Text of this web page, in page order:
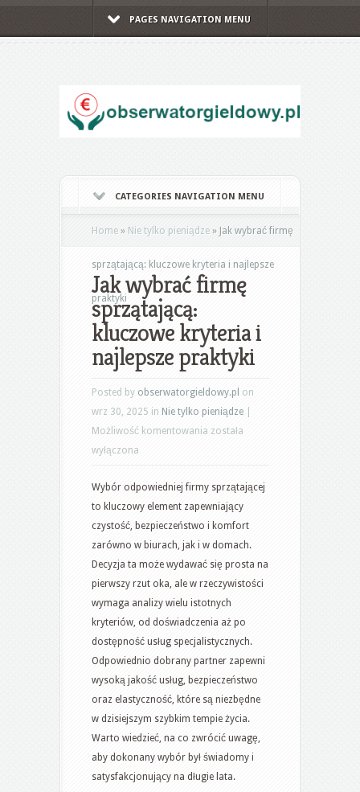
PAGES NAVIGATION MENU
CATEGORIES NAVIGATION MENU
Home » Nie tylko pieniądze » Jak wybrać firmę
sprzątającą: kluczowe kryteria i najlepsze
praktyki
Jak wybrać firmę
sprzątającą:
kluczowe kryteria i
najlepsze praktyki
Posted by obserwatorgieldowy.pl on
wrz 30, 2025 in Nie tylko pieniądze
Możliwość komentowania Jak
sprzątającą:
kluczowe
kryteria
najlepsze
praktyki
została
wyłączona
Wybór odpowiedniej firmy sprzątającej
to kluczowy element zapewniający
czystość, bezpieczeństwo i komfort
zarówno w biurach, jak i w domach.
Decyzja ta może wydawać się prosta na
pierwszy rzut oka, ale w rzeczywistości
wymaga analizy wielu istotnych
kryteriów, od doświadczenia aż po
dostępność usług specjalistycznych.
Odpowiednio dobrany partner zapewni
wysoką jakość usług, bezpieczeństwo
oraz elastyczność, które są niezbędne
w dzisiejszym szybkim tempie życia.
Warto wiedzieć, na co zwrócić uwagę,
aby dokonany wybór był świadomy i
satysfakcjonujący na długie lata.